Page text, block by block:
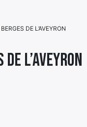
L’AVEYRON
DE L’AVEYRON